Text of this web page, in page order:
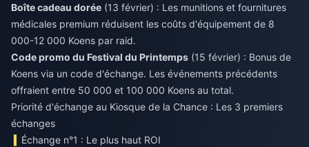
Boîte cadeau dorée (13 février) : Les munitions et fournitures
médicales premium réduisent les coûts d'équipement de 8
000-12 000 Koens par raid.
Code promo du Festival du Printemps (15 février) : Bonus de
Koens via un code d'échange. Les événements précédents
offraient entre 50 000 et 100 000 Koens au total.
Priorité d'échange au Kiosque de la Chance : Les 3 premiers
échanges
Échange n°1 : Le plus haut ROI